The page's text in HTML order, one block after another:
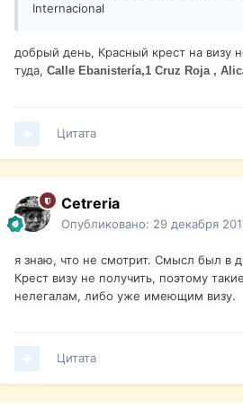
Internacional
добрый день, Красный крест на визу
туда, Calle Ebanistería,1 Cruz Roja ,
Цитата
Cetreria
Опубликовано: 29 декабря
я знаю, что не смотрит. Смысл был в
Крест визу не получить, поэтому
нелегалам, либо уже имеющим визу.
Цитата